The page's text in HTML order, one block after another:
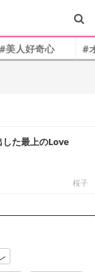
#美人好奇心 #
した最上のLove
桜子